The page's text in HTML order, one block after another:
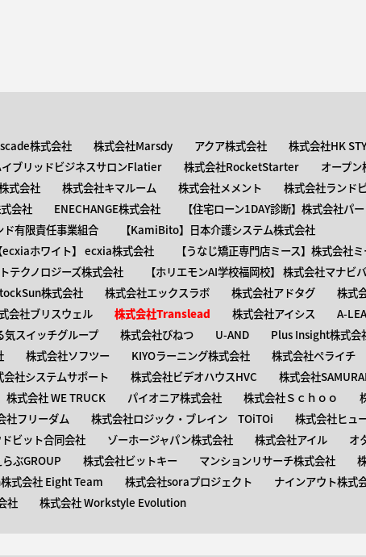
株式会社 株式会社Marsdy アクア株式会社 株式会社HK
イブリッドビジネスサロンFlatier 株式会社RocketStarter
オープ
式会社 株式会社キマルーム 株式会社メメント 株式会社ランド
会社 ENECHANGE株式会社
【住宅ローン1DAY診断】株式会社パ
ド有限責任事業組合
【KamiBito​】日本介護システム株式会社
【​ecxiaホワイト】 ecxia株式会社 【​うなじ矯正専門店ミース】株式会社ミ
テクノロジーズ株式会社
【ホリエモンAI学校福岡校】 株式会社マナビバ
株式会社 株式会社エックスラボ 株式会社アドタグ
株式
会社ブリスウェル 株式会社Translead 株式会社アイシス
A-
気スイッチグループ 株式会社びねつ U-AND Plus Insight株式会
株式会社ソフツー KIYOラーニング株式会社 株式会社ペライチ
会社システムサポート 株式会社ビデオハウスHVC 株式会社SAMURAI
株式会社 WE TRUCK パイオニア株式会社 株式会社Ｓｃｈｏｏ
社フリーダム 株式会社ロジック・ブレイン TOiTOi 株式会社ヒュ
ビット合同会社 ゾーホージャパン株式会社 株式会社アイル
オ
ぶGROUP 株式会社ビットキー マンションリサーチ株式会社
式会社 Eight Team 株式会社soraプロジェクト ナインアウト株式
社 株式会社 Workstyle Evolution